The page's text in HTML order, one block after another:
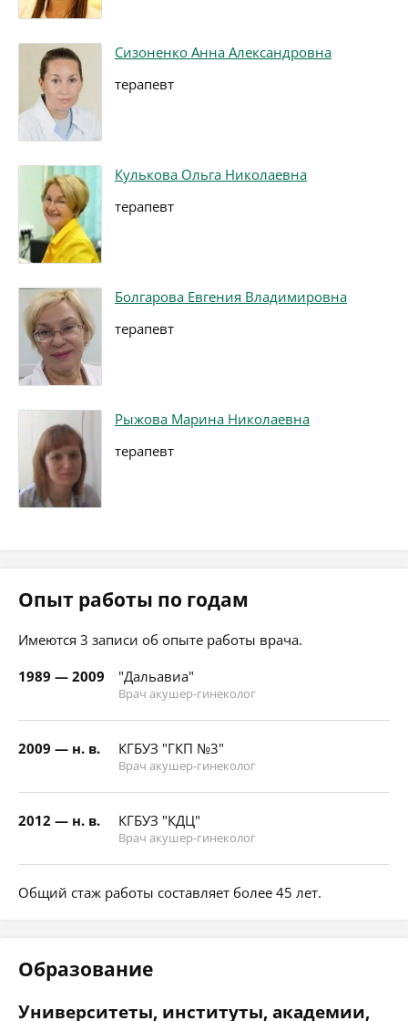
Сизоненко Анна Александровна
терапевт
Кулькова Ольга Николаевна
терапевт
Болгарова Евгения Владимировна
терапевт
Рыжова Марина Николаевна
терапевт
Опыт работы по годам
Имеются 3 записи об опыте работы врача.
1989 — 2009
"Дальавиа"
Врач акушер-гинеколог
2009 — н. в. КГБУЗ "ГКП №3"
Врач акушер-гинеколог
2012 — н. в. КГБУЗ "КДЦ"
Врач акушер-гинеколог
Общий стаж работы составляет более 45 лет.
Образование
Университеты, институты, академии,